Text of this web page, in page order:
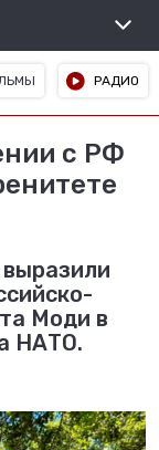
РАДИО
с РФ
Моди в
НАТО.